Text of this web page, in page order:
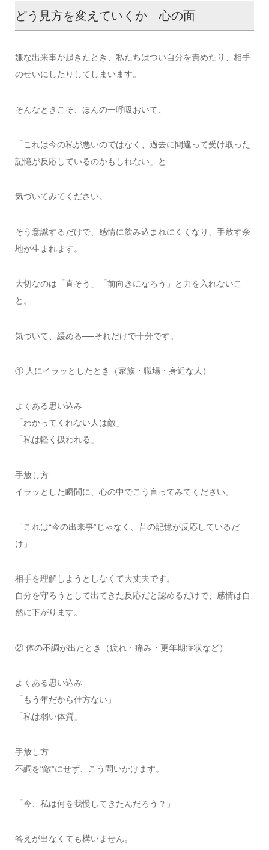
どう見方を変えていくか 心の面
嫌な出来事が起きたとき、私たちはつい自分を責めたり、相手
のせいにしたりしてしまいます。
そんなときこそ、ほんの一呼吸おいて、
「これは今の私が悪いのではなく、過去に間違って受け取った
記憶が反応しているのかもしれない」と
気づいてみてください。
そう意識するだけで、感情に飲み込まれにくくなり、手放す余
地が生まれます。
大切なのは「直そう」「前向きになろう」と力を入れないこ
と。
気づいて、緩める──それだけで十分です。
① 人にイラッとしたとき（家族・職場・身近な人）
よくある思い込み
「わかってくれない人は敵」
「私は軽く扱われる」
手放し方
イラッとした瞬間に、心の中でこう言ってみてください。
「これは“今の出来事”じゃなく、昔の記憶が反応しているだ
け」
相手を理解しようとしなくて大丈夫です。
自分を守ろうとして出てきた反応だと認めるだけで、感情は自
然に下がります。
② 体の不調が出たとき（疲れ・痛み・更年期症状など）
よくある思い込み
「もう年だから仕方ない」
「私は弱い体質」
手放し方
不調を“敵”にせず、こう問いかけます。
「今、私は何を我慢してきたんだろう？」
答えが出なくても構いません。